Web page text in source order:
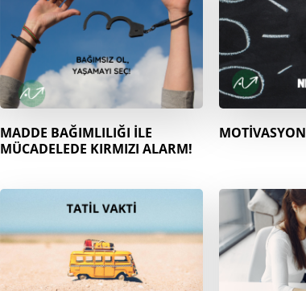
MADDE BAĞIMLILIĞI İLE
MÜCADELEDE KIRMIZI ALARM!
MOTİVASYON